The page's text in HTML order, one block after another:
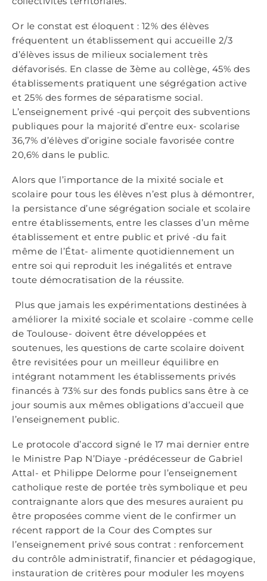
Or le constat est éloquent : 12% des élèves
fréquentent un établissement qui accueille 2/3
d’élèves issus de milieux socialement très
défavorisés. En classe de 3ème au collège, 45% des
établissements pratiquent une ségrégation active
et 25% des formes de séparatisme social.
L’enseignement privé -qui perçoit des subventions
publiques pour la majorité d’entre eux- scolarise
36,7% d’élèves d’origine sociale favorisée contre
20,6% dans le public.
Alors que l’importance de la mixité sociale et
scolaire pour tous les élèves n’est plus à démontrer,
la persistance d’une ségrégation sociale et scolaire
entre établissements, entre les classes d’un même
établissement et entre public et privé -du fait
même de l’État- alimente quotidiennement un
entre soi qui reproduit les inégalités et entrave
toute démocratisation de la réussite.
Plus que jamais les expérimentations destinées à
améliorer la mixité sociale et scolaire -comme celle
de Toulouse- doivent être développées et
soutenues, les questions de carte scolaire doivent
être revisitées pour un meilleur équilibre en
intégrant notamment les établissements privés
financés à 73% sur des fonds publics sans être à ce
jour soumis aux mêmes obligations d’accueil que
l’enseignement public.
Le protocole d’accord signé le 17 mai dernier entre
le Ministre Pap N’Diaye -prédécesseur de Gabriel
Attal- et Philippe Delorme pour l’enseignement
catholique reste de portée très symbolique et peu
contraignante alors que des mesures auraient pu
être proposées comme vient de le confirmer un
récent rapport de la Cour des Comptes sur
l’enseignement privé sous contrat : renforcement
du contrôle administratif, financier et pédagogique,
instauration de critères pour moduler les moyens